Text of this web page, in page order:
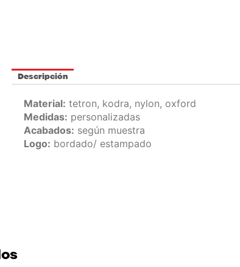
Descripción
Material: tetron, kodra, nylon, oxford
Medidas: personalizadas
Acabados: según muestra
Logo: bordado/ estampado